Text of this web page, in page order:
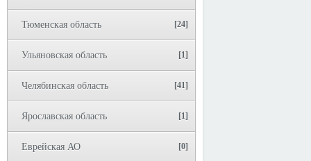
Тюменская область [24]
Ульяновская область [1]
Челябинская область [41]
Ярославская область [1]
Еврейская АО [0]